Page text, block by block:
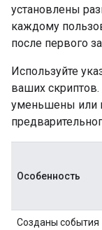
установлены
каждому
после первого
Используйте
ваших
уменьшены или
Особенность
Созданы события